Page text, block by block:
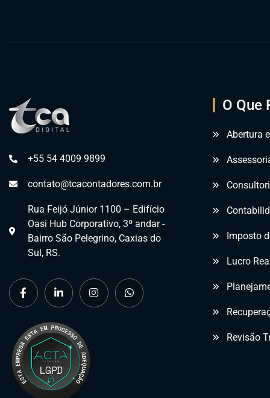
+55 54 4009 9899
contato@tcacontadores.com.br
Rua Feijó Júnior 1100 – Edifício
Oasi Hub Corporativo, 3º andar -
Bairro São Pelegrino, Caxias do
Sul, RS.
O Que
Abertura
Imposto
Lucro
Revisão